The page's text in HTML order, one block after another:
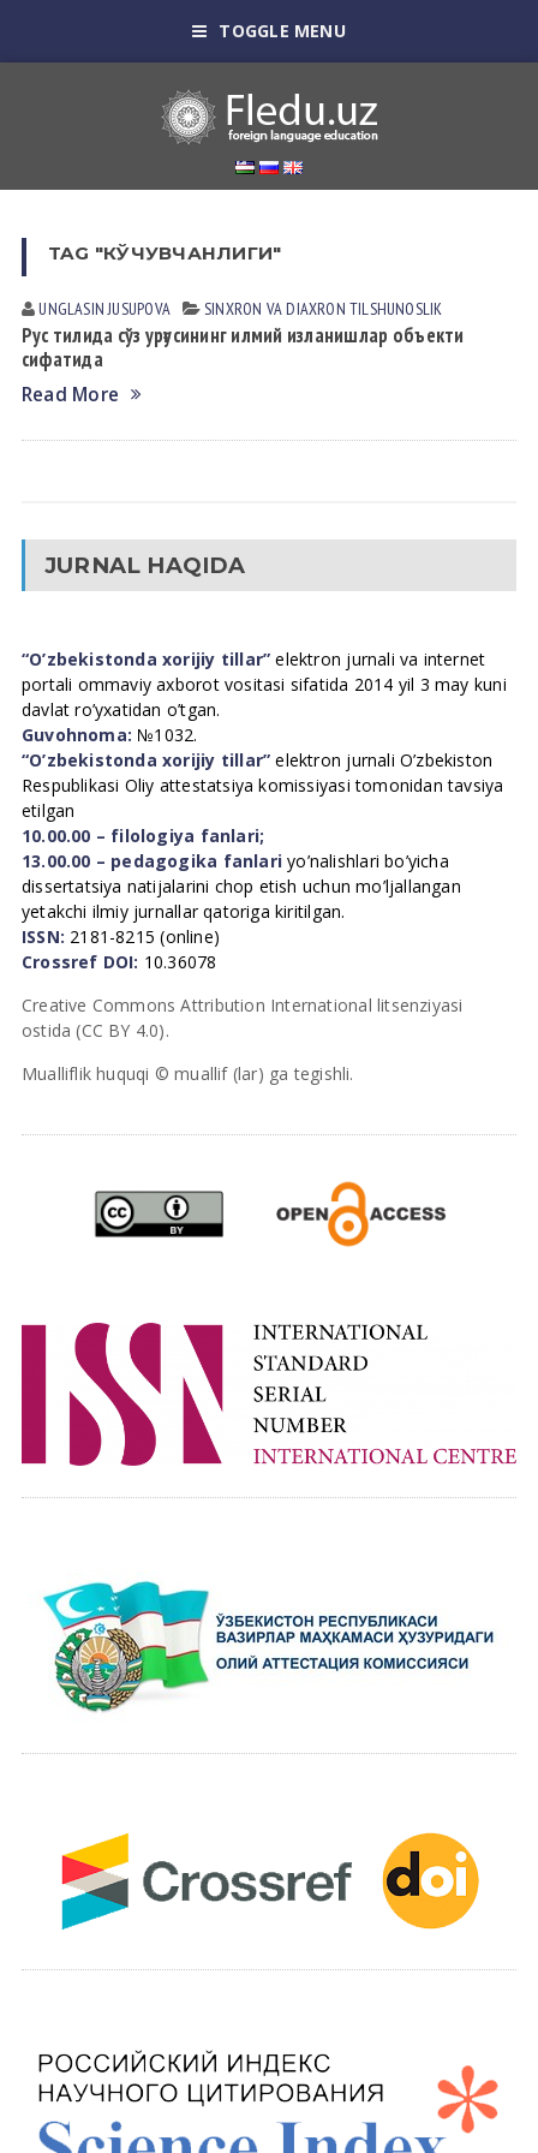
TOGGLE MENU
TAG "КЎЧУВЧАНЛИГИ"
UNGLASIN JUSUPOVА SINXRON VА DIАXRON TILSHUNOSLIK
Рус тилида сўз урғусининг илмий изланишлар объекти
сифатида
Read More
JURNAL HAQIDA
“O’zbekistonda xorijiy tillar” elektron jurnali va internet
portali ommaviy axborot vositasi sifatida 2014 yil 3 may kuni
davlat ro’yxatidan o’tgan.
Guvohnoma: №1032.
“O’zbekistonda xorijiy tillar” elektron jurnali O’zbekiston
Respublikasi Oliy attestatsiya komissiyasi tomonidan tavsiya
etilgan
10.00.00 – filologiya fanlari;
13.00.00 – pedagogika fanlari yo’nalishlari bo’yicha
dissertatsiya natijalarini chop etish uchun mo’ljallangan
yetakchi ilmiy jurnallar qatoriga kiritilgan.
ISSN: 2181-8215 (online)
Crossref DOI: 10.36078
Creative Commons Attribution International litsenziyasi
ostida (CC BY 4.0).
Mualliflik huquqi © muallif (lar) ga tegishli.